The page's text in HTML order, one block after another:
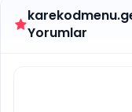
Yorumlar